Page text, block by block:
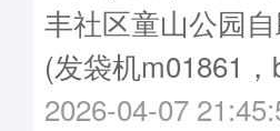
丰社区童山公园
(发袋机m01861
2026-04-07